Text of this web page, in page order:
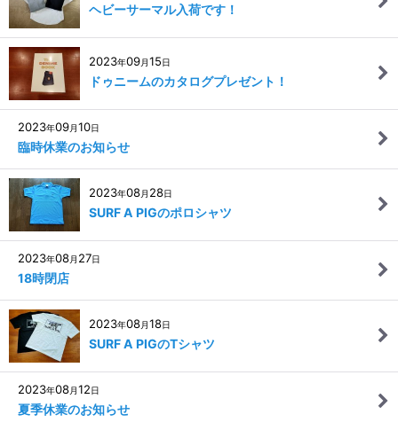
ヘビーサーマル入荷です！
2023年09月15日
ドゥニームのカタログプレゼント！
2023年09月10日
臨時休業のお知らせ
2023年08月 28日
SURF A PIGのポロシャツ
2023年08月 27日
18時閉店
2023年08月18日
SURF A PIGのTシャツ
2023年08月12日
夏季休業のお知らせ